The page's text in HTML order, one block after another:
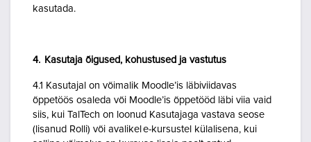
kasutada.
4. Kasutaja õigused, kohustused ja vastutus
4.1 Kasutajal on võimalik Moodle’is läbiviidavas
õppetöös osaleda või Moodle’is õppetööd läbi viia vaid
siis, kui TalTech on loonud Kasutajaga vastava seose
(lisanud Rolli) või avalikel e-kursustel külalisena, kui